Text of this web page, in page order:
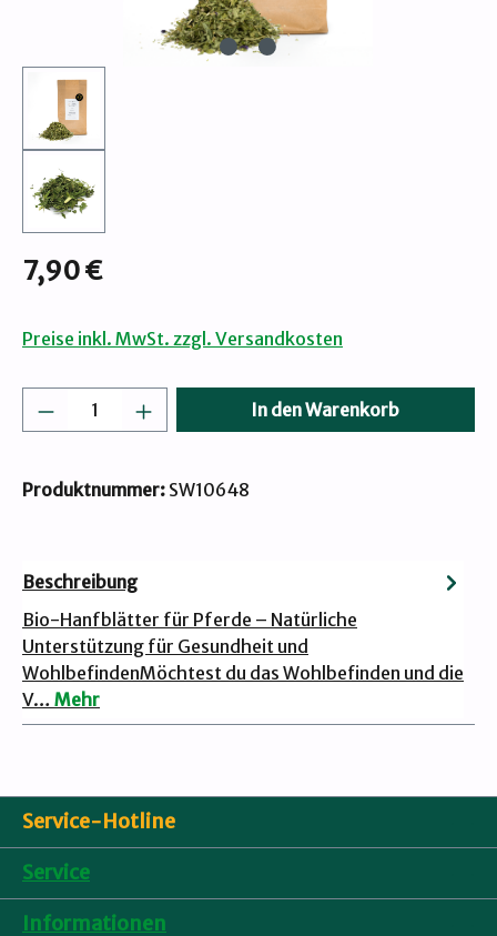
Regulärer Preis:
7,90 €
Preise inkl. MwSt. zzgl. Versandkosten
Produkt Anzahl: Gib den gewünschten
In den Warenkorb
Produktnummer: SW10648
Beschreibung
Bio-Hanfblätter für Pferde – Natürliche
Unterstützung für Gesundheit und
WohlbefindenMöchtest du das Wohlbefinden und die
V… Mehr
Service-Hotline
Service
Informationen